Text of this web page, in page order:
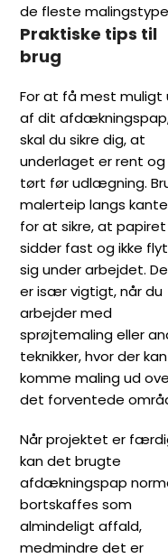
de fleste
Praktiske tips til
brug
For at få mest muligt
af dit
skal du sikre dig, at
underlaget er rent og
tørt før udlægning.
malerteip langs
for at sikre, at papiret
sidder fast og ikke
sig under arbejdet.
er især vigtigt, når du
arbejder med
sprøjtemaling eller
teknikker, hvor der kan
komme maling ud
det forventede
Når projektet er
kan det brugte
afdækningspap
bortskaffes som
almindeligt affald,
medmindre det er